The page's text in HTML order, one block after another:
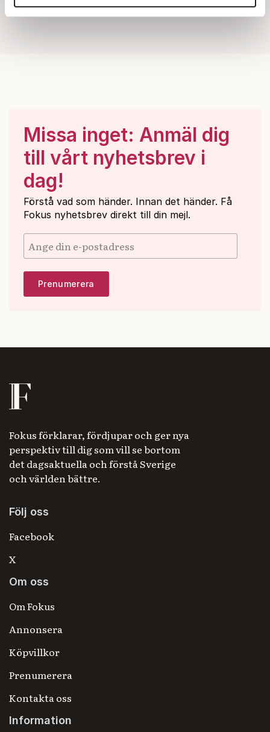
annons- och analysföretag som vi samarbetar med.
Missa inget: Anmäl dig
till vårt nyhetsbrev i
dag!
Förstå vad som händer. Innan det händer. Få
Fokus nyhetsbrev direkt till din mejl.
Fokus förklarar, fördjupar och ger nya
perspektiv till dig som vill se bortom
det dagsaktuella och förstå Sverige
och världen bättre.
Följ oss
Facebook
X
Om oss
Om Fokus
Annonsera
Köpvillkor
Prenumerera
Kontakta oss
Information